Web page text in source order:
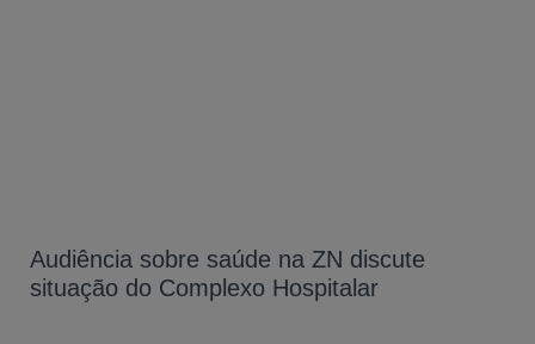
Audiência sobre saúde na ZN discute
situação do Complexo Hospitalar